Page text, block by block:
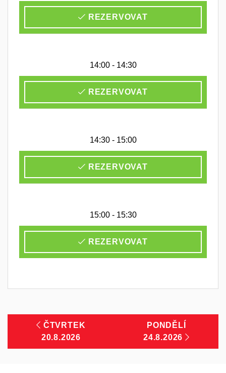
REZERVOVAT
14:00 - 14:30
REZERVOVAT
14:30 - 15:00
REZERVOVAT
15:00 - 15:30
REZERVOVAT
ČTVRTEK
20.8.2026
PONDĚLÍ
24.8.2026